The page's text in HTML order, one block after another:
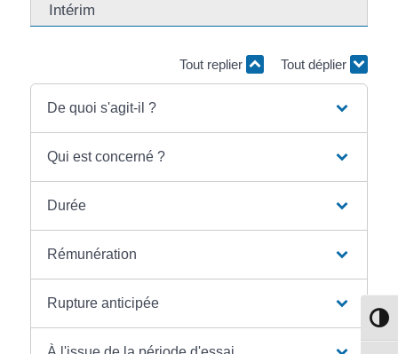
Intérim
Tout replier Tout déplier
De quoi s'agit-il ?
Qui est concerné ?
Durée
Rémunération
Rupture anticipée